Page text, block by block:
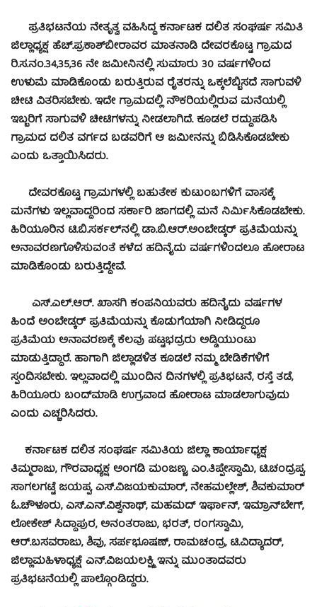
ಪ್ರತಿಭಟನೆಯ ನೇತೃತ್ವ ವಹಿಸಿದ್ದ ಕರ್ನಾಟಕ ದಲಿತ ಸಂಘರ್ಷ ಸಮಿತಿ
ಜಿಲ್ಲಾಧ್ಯಕ್ಷ ಹೆಚ್.ಪ್ರಕಾಶ್‍ಬೀರಾವರ ಮಾತನಾಡಿ ದೇವರಕೊಟ್ಟ ಗ್ರಾಮದ
ರಿ.ಸ.ನಂ.34,35,36 ನೇ ಜಮೀನಿನಲ್ಲಿ ಸುಮಾರು 30 ವರ್ಷಗಳಿಂದ
ಉಳುಮೆ ಮಾಡಿಕೊಂಡು ಬರುತ್ತಿರುವ ರೈತರನ್ನು ಒಕ್ಕಲೆಬ್ಬಿಸದೆ ಸಾಗುವಳಿ
ಚೀಟಿ ವಿತರಿಸಬೇಕು. ಇದೇ ಗ್ರಾಮದಲ್ಲಿ ನೌಕರಿಯಲ್ಲಿರುವ ಮನೆಯಲ್ಲಿ
ಇಬ್ಬರಿಗೆ ಸಾಗುವಳಿ ಚೀಟಿಗಳನ್ನು ನೀಡಲಾಗಿದೆ. ಕೂಡಲೆ ರದ್ದುಪಡಿಸಿ
ಗ್ರಾಮದ ದಲಿತ ವರ್ಗದ ಬಡವರಿಗೆ ಆ ಜಮೀನನ್ನು ಬಿಡಿಸಿಕೊಡಬೇಕು
ಎಂದು ಒತ್ತಾಯಿಸಿದರು.
ದೇವರಕೊಟ್ಟ ಗ್ರಾಮಗಳಲ್ಲಿ ಬಹುತೇಕ ಕುಟುಂಬಗಳಿಗೆ ವಾಸಕ್ಕೆ
ಮನೆಗಳು ಇಲ್ಲವಾದ್ದರಿಂದ ಸರ್ಕಾರಿ ಜಾಗದಲ್ಲಿ ಮನೆ ನಿರ್ಮಿಸಿಕೊಡಬೇಕು.
ಹಿರಿಯೂರಿನ ಟಿ.ಬಿ.ಸರ್ಕಲ್‍ನಲ್ಲಿ ಡಾ.ಬಿ.ಆರ್.ಅಂಬೇಡ್ಕರ್ ಪ್ರತಿಮೆಯನ್ನು
ಅನಾವರಣಗೊಳಿಸುವಂತೆ ಕಳೆದ ಹದಿನೈದು ವರ್ಷಗಳಿಂದಲೂ ಹೋರಾಟ
ಮಾಡಿಕೊಂಡು ಬರುತ್ತಿದ್ದೇವೆ.
ಎಸ್.ಎಲ್.ಆರ್. ಖಾಸಗಿ ಕಂಪನಿಯವರು ಹದಿನೈದು ವರ್ಷಗಳ
ಹಿಂದೆ ಅಂಬೇಡ್ಕರ್ ಪ್ರತಿಮೆಯನ್ನು ಕೊಡುಗೆಯಾಗಿ ನೀಡಿದ್ದರೂ
ಪ್ರತಿಮೆಯ ಅನಾವರಣಕ್ಕೆ ಕೆಲವು ಪಟ್ಟಭದ್ರರು ಅಡ್ಡಿಯುಂಟು
ಮಾಡುತ್ತಿದ್ದಾರೆ. ಹಾಗಾಗಿ ಜಿಲ್ಲಾಡಳಿತ ಕೂಡಲೆ ನಮ್ಮ ಬೇಡಿಕೆಗಳಿಗೆ
ಸ್ಪಂದಿಸಬೇಕು. ಇಲ್ಲವಾದಲ್ಲಿ ಮುಂದಿನ ದಿನಗಳಲ್ಲಿ ಪ್ರತಿಭಟನೆ, ರಸ್ತೆ ತಡೆ,
ಹಿರಿಯೂರು ಬಂದ್‍ಮಾಡಿ ಉಗ್ರವಾದ ಹೋರಾಟ ಮಾಡಲಾಗುವುದು
ಎಂದು ಎಚ್ಚರಿಸಿದರು.
ಕರ್ನಾಟಕ ದಲಿತ ಸಂಘರ್ಷ ಸಮಿತಿಯ ಜಿಲ್ಲಾ ಕಾರ್ಯಾಧ್ಯಕ್ಷ
ತಿಮ್ಮರಾಜು, ಗೌರವಾಧ್ಯಕ್ಷ ಅಂಗಡಿ ಮಂಜಣ್ಣ, ಎಂ.ತಿಪ್ಪೇಸ್ವಾಮಿ, ಟಿ.ಚಂದ್ರಪ್ಪ,
ಸಾಗಲಗಟ್ಟೆ ಜಯಪ್ಪ, ಎಸ್.ವಿಜಯಕುಮಾರ್, ನೇಹಮಲ್ಲೇಶ್, ಶಿವಕುಮಾರ್
ಓ.ಚೌಳೂರು, ಎಸ್.ಎನ್.ವಿಶ್ವನಾಥ್, ಮಹಮದ್ ಇರ್ಫಾನ್, ಇಮ್ರಾನ್‍ಬೇಗ್,
ಲೋಕೇಶ್ ಸಿದ್ದಾಪುರ, ಅನಂತರಾಜು, ಭರತ್, ರಂಗಸ್ವಾಮಿ,
ಆರ್.ಬಸವರಾಜು, ಶಿವು, ಸರ್ಪಭೂಷಣ್, ರಾಮಚಂದ್ರ, ಟಿ.ವಿದ್ಯಾದರ್,
ಜಿಲ್ಲಾಮಹಿಳಾಧ್ಯಕ್ಷೆ ಎನ್.ವಿಜಯಲಕ್ಷ್ಮಿ ಇನ್ನು ಮುಂತಾದವರು
ಪ್ರತಿಭಟನೆಯಲ್ಲಿ ಪಾಲ್ಗೊಂಡಿದ್ದರು.